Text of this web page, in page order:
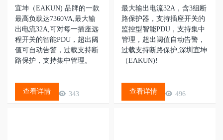
宜坤（EAKUN) 品牌的一款
最高负载达7360VA,最大输
出电流32A,可对每一插座远
程开关的智能PDU，超出阈
值可自动告警，过载支持断
路保护，支持集中管理。
343
查看详情
最大输出电流32A，含3组断
路保护器，支持插座开关的
监控型智能PDU，支持集中
管理，超出阈值自动告警，
过载支持断路保护,深圳宜坤
（EAKUN)!
496
查看详情